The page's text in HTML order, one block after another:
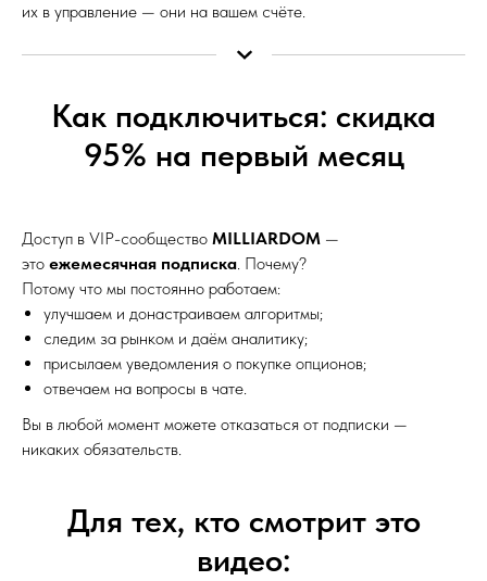
их в управление — они на вашем счёте.
Как подключиться: скидка
95% на первый месяц
Доступ в VIP-сообщество MILLIARDOM —
это ежемесячная подписка. Почему?
Потому что мы постоянно работаем:
улучшаем и донастраиваем алгоритмы;
следим за рынком и даём аналитику;
присылаем уведомления о покупке опционов;
отвечаем на вопросы в чате.
Вы в любой момент можете отказаться от подписки —
никаких обязательств.
Для тех, кто смотрит это
видео: